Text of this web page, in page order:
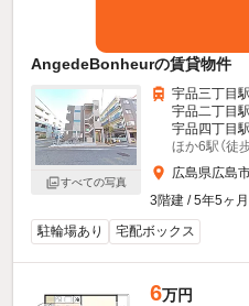
AngedeBonheurの賃貸物件
すべての写真
宇品三丁目
宇品二丁目
宇品四丁目
ほか6駅（徒
広島県広島
3階建 / 5年5ヶ
駐輪場あり
宅配ボックス
6万円